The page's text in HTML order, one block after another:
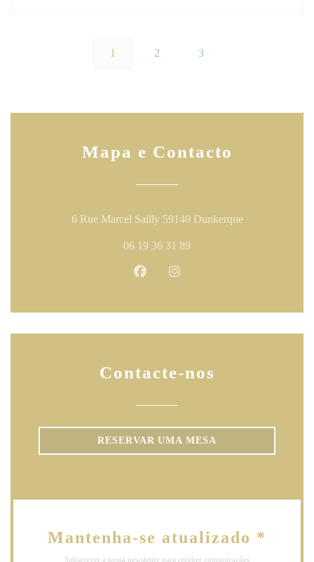
1 2 3
Mapa e Contacto
6 Rue Marcel Sailly 59140 Dunkerque((abre numa
06 19 36 31 89
Facebook ((abre numa nova
Contacte-nos
RESERVAR UMA MESA
Mantenha-se atualizado *
Subscrever a nossa newsletter para receber comunicações